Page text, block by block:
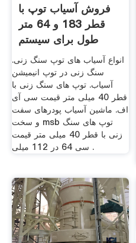
فروش آسیاب توپ با
قطر 183 و 64 متر
طول برای سیستم
سنگ زنی
انواع آسیاب های توپ سنگ زنی.
سنگ زنی در توپ انیمیشن
آسیاب. توپ های سنگ زنی با
قطر 40 میلی متر قیمت سی آی
اف. ماشین آسیاب پودرهای سفت
و سخت msb توپ های سنگ
زنی با قطر 40 میلی متر قیمت
سی 64 در 112 میلی .